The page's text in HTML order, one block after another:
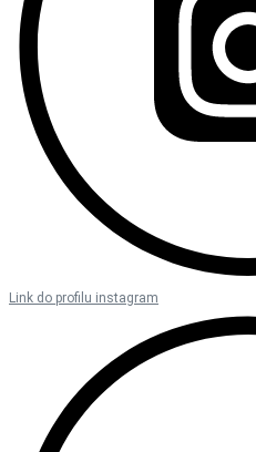
Link do profilu instagram